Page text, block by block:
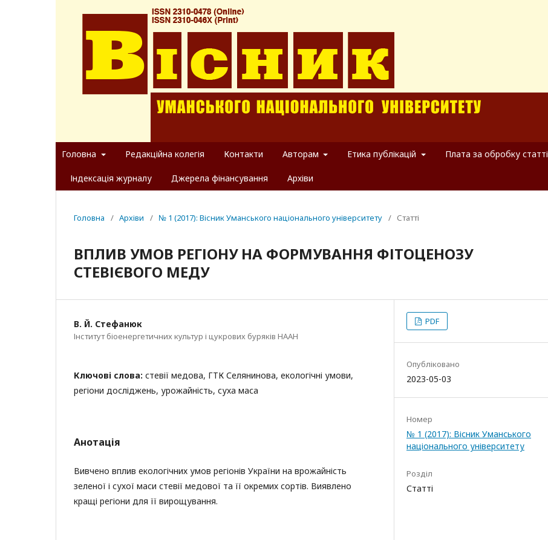
Головна Редакційна колегія Контакти Авторам Етика публікацій Плата за обробку статті
Індексація журналу Джерела фінансування Архіви
Головна / Архіви / № 1 (2017): Вісник Уманського національного університету / Статті
ВПЛИВ УМОВ РЕГІОНУ НА ФОРМУВАННЯ ФІТОЦЕНОЗУ
СТЕВІЄВОГО МЕДУ
В. Й. Стефанюк
Інститут біоенергетичних культур і цукрових буряків НААН
Ключові слова: стевії медова, ГТК Селянинова, екологічні умови,
регіони досліджень, урожайність, суха маса
Анотація
Вивчено вплив екологічних умов регіонів України на врожайність
зеленої і сухої маси стевії медової та її окремих сортів. Виявлено
кращі регіони для її вирощування.
PDF
Опубліковано
2023-05-03
Номер
№ 1 (2017): Вісник Уманського
національного університету
Розділ
Статті